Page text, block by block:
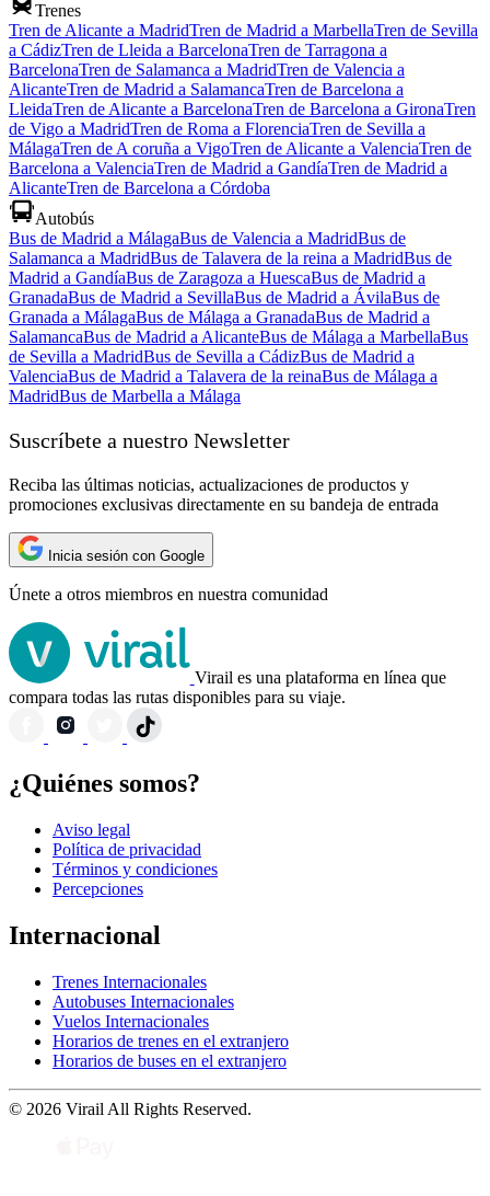
Trenes
Tren de Alicante a MadridTren de Madrid a MarbellaTren de Sevilla
a CádizTren de Lleida a BarcelonaTren de Tarragona a
BarcelonaTren de Salamanca a MadridTren de Valencia a
AlicanteTren de Madrid a SalamancaTren de Barcelona a
LleidaTren de Alicante a BarcelonaTren de Barcelona a GironaTren
de Vigo a MadridTren de Roma a FlorenciaTren de Sevilla a
MálagaTren de A coruña a VigoTren de Alicante a ValenciaTren de
Barcelona a ValenciaTren de Madrid a GandíaTren de Madrid a
AlicanteTren de Barcelona a Córdoba
Autobús
Bus de Madrid a MálagaBus de Valencia a MadridBus de
Salamanca a MadridBus de Talavera de la reina a MadridBus de
Madrid a GandíaBus de Zaragoza a HuescaBus de Madrid a
GranadaBus de Madrid a SevillaBus de Madrid a ÁvilaBus de
Granada a MálagaBus de Málaga a GranadaBus de Madrid a
SalamancaBus de Madrid a AlicanteBus de Málaga a MarbellaBus
de Sevilla a MadridBus de Sevilla a CádizBus de Madrid a
ValenciaBus de Madrid a Talavera de la reinaBus de Málaga a
MadridBus de Marbella a Málaga
Suscríbete a nuestro Newsletter
Reciba las últimas noticias, actualizaciones de productos y
promociones exclusivas directamente en su bandeja de entrada
Inicia sesión con Google
Únete a otros miembros en nuestra comunidad
Virail es una plataforma en línea que
compara todas las rutas disponibles para su viaje.
¿Quiénes somos?
Aviso legal
Política de privacidad
Términos y condiciones
Percepciones
Internacional
Trenes Internacionales
Autobuses Internacionales
Vuelos Internacionales
Horarios de trenes en el extranjero
Horarios de buses en el extranjero
© 2026 Virail All Rights Reserved.